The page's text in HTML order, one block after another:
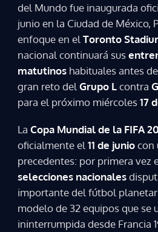
del Mundo fue inaugurada
junio en la Ciudad de México,
enfoque en el Toronto
nacional continuará sus
matutinos habituales antes
gran reto del Grupo Lcontra
para el próximo miércoles17
La Copa Mundial de la FIFA
oficialmente el 11 de juniocon
precedentes: por primera vez
selecciones nacionales
importante del fútbol
modelo de 32 equipos que se
ininterrumpida desde Francia